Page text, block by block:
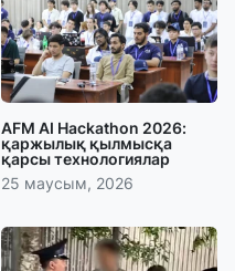
AFM AI Hackathon 2026:
қаржылық қылмысқа
қарсы технологиялар
25 маусым, 2026